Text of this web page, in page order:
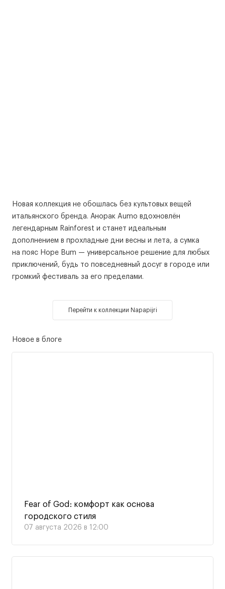
Новая коллекция не обошлась без культовых вещей
итальянского бренда. Анорак Aumo вдохновлён
легендарным Rainforest и станет идеальным
дополнением в прохладные дни весны и лета, а сумка
на пояс Hope Bum — универсальное решение для любых
приключений, будь то повседневный досуг в городе или
громкий фестиваль за его пределами.
Перейти к коллекции Napapijri
Новое в блоге
Fear of God: комфорт как основа
городского стиля
07 августа 2026 в 12:00